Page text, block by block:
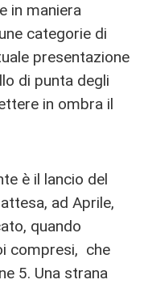
in maniera
categorie di
presentazione
di punta degli
in ombra il
è il lancio del
ad Aprile,
quando
compresi, che
5. Una strana